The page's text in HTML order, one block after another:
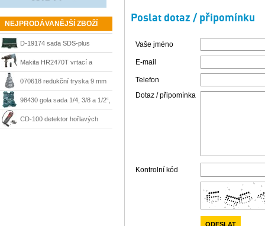
NEJPRODÁVANĚJŠÍ ZBOŽÍ
D-19174 sada SDS-plus
sekáče a vrtáky Makita
Makita HR2470T vrtací a
sekací kladivo 780 W, SDS-
Plus
070618 redukční tryska 9 mm
Steinel
98430 gola sada 1/4, 3/8 a 1/2“,
215 dílů + kufr Mannesmann
CD-100 detektor hořlavých
Poslat dotaz / připomínku
Vaše jméno
E-mail
Telefon
Dotaz / připomínka
Kontrolní kód